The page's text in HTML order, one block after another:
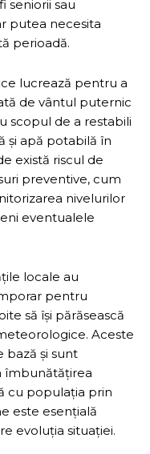
seniorii sau
putea necesita
perioadă.
lucrează pentru a
de vântul puternic
scopul de a restabili
și apă potabilă în
există riscul de
preventive, cum
nivelurilor
eventualele
locale au
pentru
să își părăsească
Aceste
bază și sunt
îmbunătățirea
cu populația prin
este esențială
evoluția situației.